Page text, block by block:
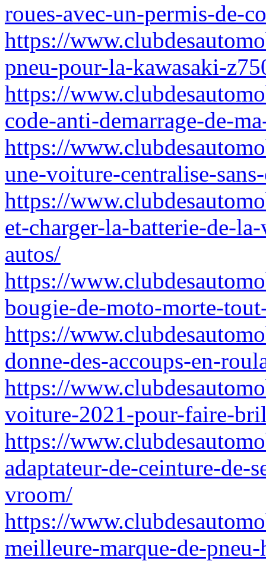
roues-avec-un-permis-de-
https://
pneu-pour-la-kawasaki-
https://
code-anti-demarrage-de-
https://
une-voiture-centralise-
https://
et-charger-la-batterie-de-
autos/
https://
bougie-de-moto-morte-
https://
donne-des-accoups-en-
https://
voiture-2021-pour-faire-
https://
adaptateur-de-ceinture-
vroom/
https://
meilleure-marque-de-